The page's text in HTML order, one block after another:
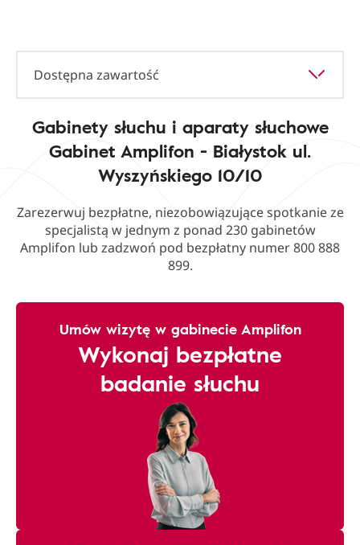
Dostępna zawartość
Gabinety słuchu i aparaty słuchowe
Gabinet Amplifon - Białystok ul.
Wyszyńskiego 10/10
Zarezerwuj bezpłatne, niezobowiązujące spotkanie ze
specjalistą w jednym z ponad 230 gabinetów
Amplifon lub zadzwoń pod bezpłatny numer 800 888
899.
Umów wizytę w gabinecie Amplifon
Wykonaj bezpłatne
badanie słuchu